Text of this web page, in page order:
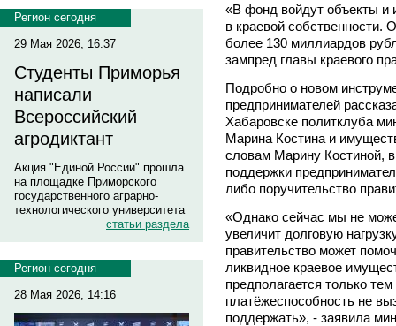
Регион сегодня
29 Мая 2026, 16:37
Студенты Приморья
написали
Всероссийский
агродиктант
Акция "Единой России" прошла
на площадке Приморского
государственного аграрно-
технологического университета
статьи раздела
Регион сегодня
28 Мая 2026, 14:16
«В фонд войдут объекты и
в краевой собственности.
более 130 миллиардов
зампред главы краевого
Подробно о новом
предпринимателей
Хабаровске политклуба
Марина Костина и
словам Марину Костиной,
поддержки
либо поручительство
«Однако сейчас мы не
увеличит долговую
правительство может
ликвидное краевое
предполагается только
платёжеспособность не
поддержать», - заявила